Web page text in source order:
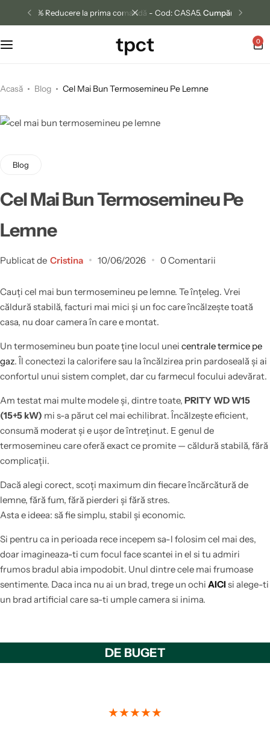
5% Reducere la prima comandă - Cod: CASA5. Cumpără acum
tpct 0
Acasă Blog Cel Mai Bun Termosemineu Pe Lemne
Blog
Cel Mai Bun Termosemineu Pe
Lemne
Publicat de Cristina 10/06/2026 0 Comentarii
Cauți cel mai bun termosemineu pe lemne. Te înțeleg. Vrei
căldură stabilă, facturi mai mici și un foc care încălzește toată
casa, nu doar camera în care e montat.
Un termosemineu bun poate ține locul unei centrale termice pe
gaz. Îl conectezi la calorifere sau la încălzirea prin pardoseală și ai
confortul unui sistem complet, dar cu farmecul focului adevărat.
Am testat mai multe modele și, dintre toate, PRITY WD W15
(15+5 kW) mi s-a părut cel mai echilibrat. Încălzește eficient,
consumă moderat și e ușor de întreținut. E genul de
termosemineu care oferă exact ce promite — căldură stabilă, fără
complicații.
Dacă alegi corect, scoți maximum din fiecare încărcătură de
lemne, fără fum, fără pierderi și fără stres.
Asta e ideea: să fie simplu, stabil și economic.
Si pentru ca in perioada rece incepem sa-l folosim cel mai des,
doar imagineaza-ti cum focul face scantei in el si tu admiri
frumos bradul abia impodobit. Unul dintre cele mai frumoase
sentimente. Daca inca nu ai un brad, trege un ochi AICI si alege-ti
un brad artificial care sa-ti umple camera si inima.
DE BUGET
★★★★★